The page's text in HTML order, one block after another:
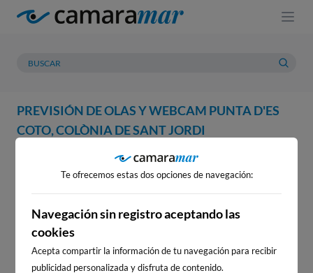
PREVISIÓN DE OLAS Y WEBCAM PUNTA D'ES
COTO, COLÒNIA DE SANT JORDI
PREVISIÓN METEOROLOGÍA
WEBCAM PUNTA D'ES COTO,
COLÒNIA DE SANT JORDI
Te ofrecemos estas dos opciones de navegación:
Navegación sin registro aceptando las
cookies
Acepta compartir la información de tu navegación para recibir
publicidad personalizada y disfruta de contenido.